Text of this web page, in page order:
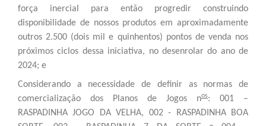
força inercial para então progredir construindo
disponibilidade de nossos produtos em aproximadamente
outros 2.500 (dois mil e quinhentos) pontos de venda nos
próximos ciclos dessa iniciativa, no desenrolar do ano de
2024; e
Considerando a necessidade de definir as normas de
comercialização dos Planos de Jogos nos: 001 –
RASPADINHA JOGO DA VELHA, 002 - RASPADINHA BOA